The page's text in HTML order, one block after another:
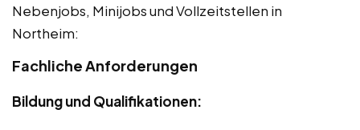
Nebenjobs, Minijobs und Vollzeitstellen in
Northeim:
Fachliche Anforderungen
Bildung und Qualifikationen: